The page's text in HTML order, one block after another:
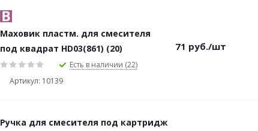
Маховик пластм. для смесителя
под квадрат HD03(861) (20)
Есть в наличии (22)
Артикул: 10139
71 руб./шт
Ручка для смесителя под картридж